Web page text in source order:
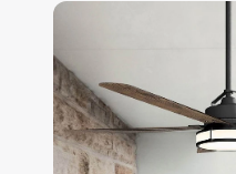
Zum
der
Bildgalerie
springen